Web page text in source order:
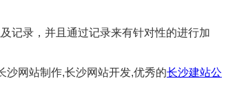
记录，并且通过记录来有针对性的进行加
沙网站制作,长沙网站开发,优秀的长沙建站公